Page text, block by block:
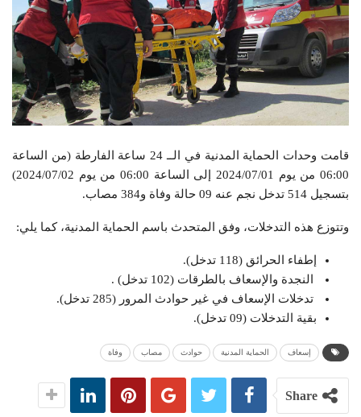
قامت وحدات الحماية المدنية في الــ 24 ساعة الفارطة (من الساعة
06:00 من يوم 2024/07/01 إلى الساعة 06:00 من يوم 2024/07/02)
بتسجيل 514 تدخل نجم عنه 09 حالة وفاة و384 مصاب.
وتتوزع هذه التدخلات، وفق المتحدث باسم الحماية المدنية، كما يلي:
إطفاء الحرائق (118 تدخل).
النجدة والإسعاف بالطرقات (102 تدخل) .
تدخلات الإسعاف في غير حوادث المرور (285 تدخل).
بقية التدخلات (09 تدخل).
إسعاف الحماية المدنية حوادث مصاب وفاة
Share